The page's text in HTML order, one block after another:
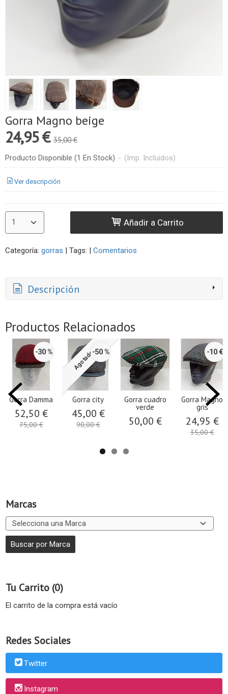
Marcas
Tu Carrito (0)
El carrito de la compra está vacío
Redes Sociales
Twitter
Instagram
Gorra Magno beige
24,95 € 35,00 €
Producto Disponible (1 En Stock) - (Imp. Incluidos)
Ver descripción
Añadir a Carrito
Categoría: gorras | Tags: | Comentarios
Descripción
Productos Relacionados
-30 %
Gorra Damma
52,50 €
75,00 €
Agotado-50 %
Gorra city
45,00 €
90,00 €
Gorra cuadro
verde
50,00 €
-10 €
Gorra Magno
gris
24,95 €
35,00 €